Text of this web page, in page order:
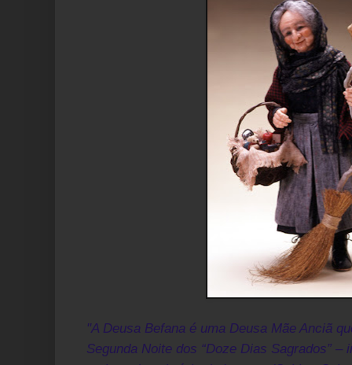
"A Deusa Befana é uma Deusa Mãe Anciã
Segunda Noite dos “Doze Dias Sagrados”